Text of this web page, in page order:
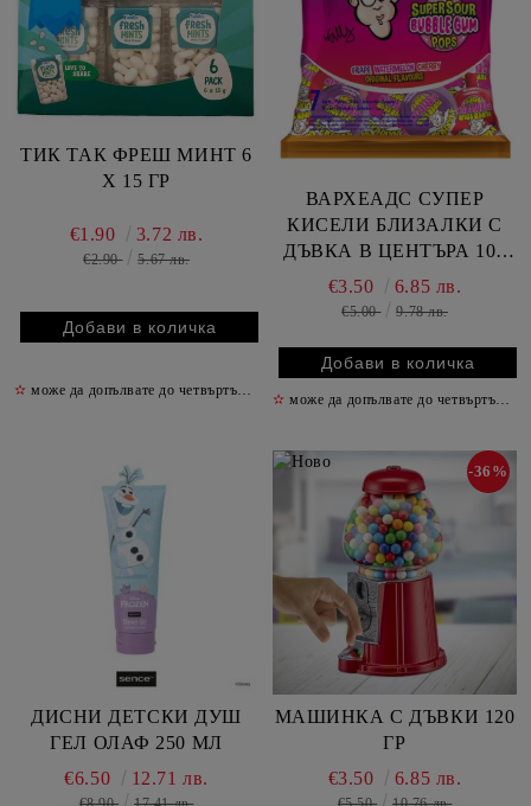
ТИК ТАК ФРЕШ МИНТ 6
Х 15 ГР
€1.90 3.72 лв.
€2.90 5.67 лв.
✫ може да допълвате до четвъртък включително
ВАРХЕАДС СУПЕР
КИСЕЛИ БЛИЗАЛКИ С
ДЪВКА В ЦЕНТЪРА 105
ГР /ПАКЕТ/
€3.50 6.85 лв.
€5.00 9.78 лв.
✫ може да допълвате до четвъртък включително
ДИСНИ ДЕТСКИ ДУШ
ГЕЛ ОЛАФ 250 МЛ
€6.50
12.71 лв.
МАШИНКА С ДЪВКИ 120
ГР
-36%
€3.50 6.85 лв.